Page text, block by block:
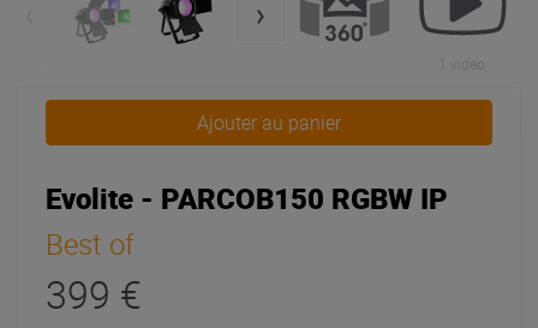
1 vidéo
Ajouter au panier
Evolite - PARCOB150 RGBW IP
Best of
399 €